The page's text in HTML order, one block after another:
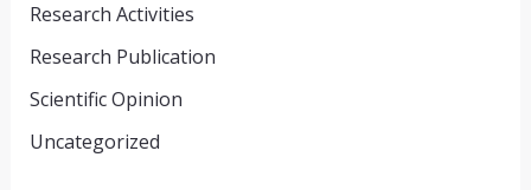
Research Activities
Research Publication
Scientific Opinion
Uncategorized